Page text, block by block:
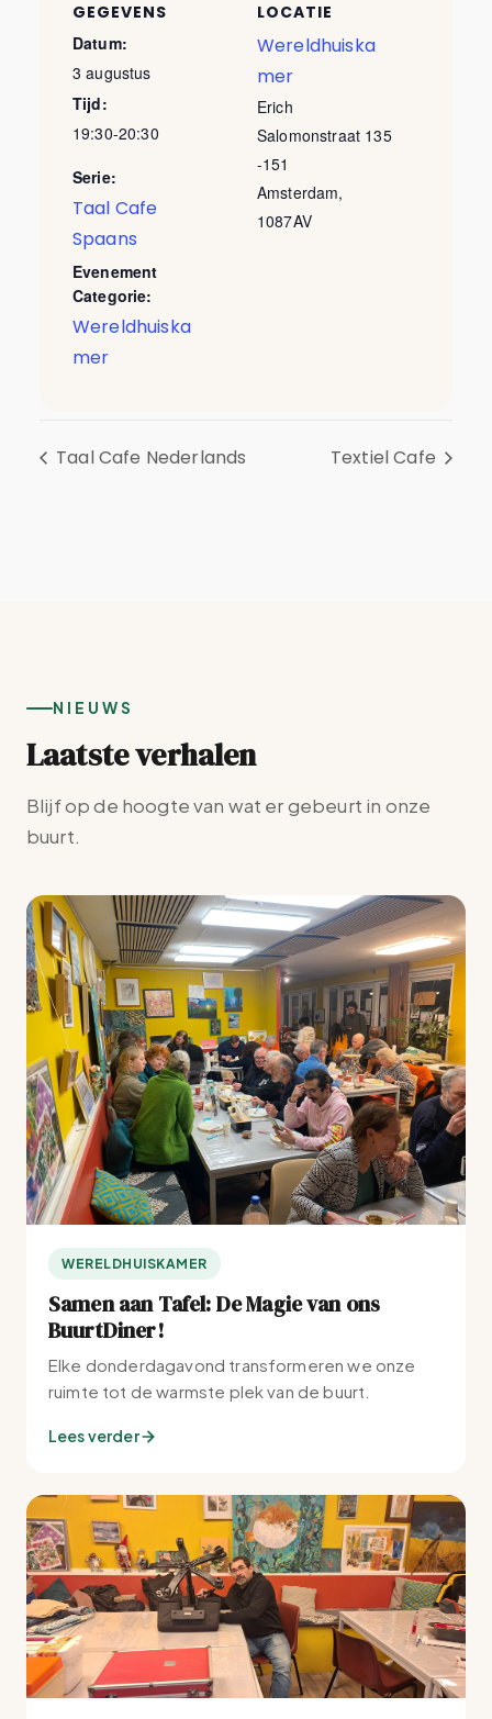
GEGEVENS
Datum:
3 augustus
Tijd:
19:30-20:30
Serie:
Taal Cafe
Spaans
Evenement
Categorie:
Wereldhuiska
mer
LOCATIE
Wereldhuiska
mer
Erich
Salomonstraat 135
-151
Amsterdam,
1087AV
Taal Cafe Nederlands Textiel Cafe
NIEUWS
Laatste verhalen
Blijf op de hoogte van wat er gebeurt in onze
buurt.
WERELDHUISKAMER
Samen aan Tafel: De Magie van ons
BuurtDiner!
Elke donderdagavond transformeren we onze
ruimte tot de warmste plek van de buurt.
Lees verder